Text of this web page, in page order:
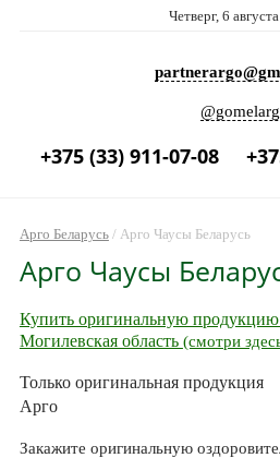
Четверг, 6
+375 (33) 911-07-08
Арго Беларусь/ Арго Чаусы Беларусь
Арго Чаусы
Купить оригинальную
Могилевская область (смотри
Только оригинальная продукция
Арго
Закажите оригинальную